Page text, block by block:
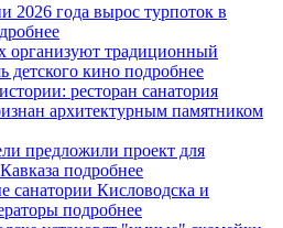
2026 года вырос турпоток в
организуют традиционный
детского кино подробнее
ресторан санатория
архитектурным памятником
предложили проект для
подробнее
санатории Кисловодска и
подробнее